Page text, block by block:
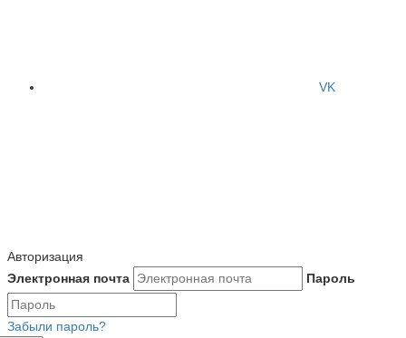
VK
Авторизация
Электронная почта
Пароль
Забыли пароль?